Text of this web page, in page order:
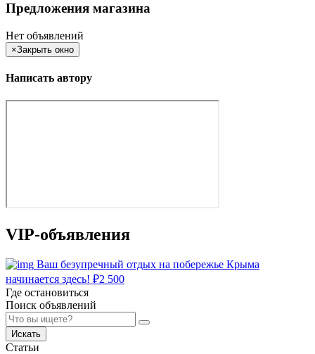
Предложения магазина
Нет объявлений
×Закрыть окно
Написать автору
VIP-объявления
Ваш безупречный отдых на побережье Крыма
начинается здесь! ₽2 500
Где остановиться
Поиск объявлений
Искать
Статьи